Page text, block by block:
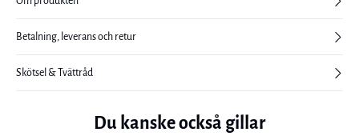
Betalning, leverans och retur
Skötsel & Tvättråd
Du kanske också gillar